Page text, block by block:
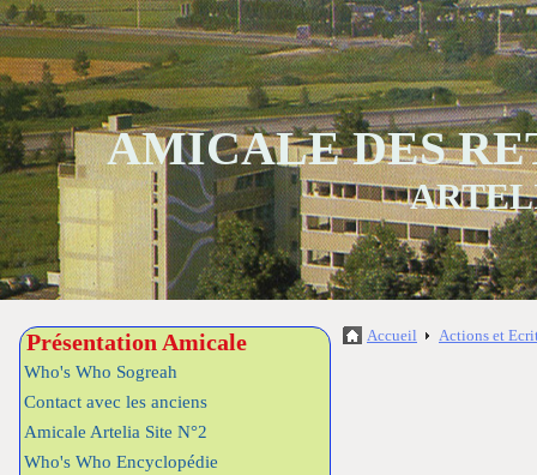
AMICALE DES
Présentation Amicale
Who's Who Sogreah
Contact avec les anciens
Amicale Artelia Site N°2
Who's Who Encyclopédie
Accueil Actions et